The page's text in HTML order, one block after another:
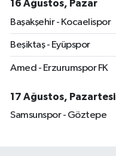
16 Ağustos, Pazar
Başakşehir - Kocaelispor
Beşiktaş - Eyüpspor
Amed - Erzurumspor FK
17 Ağustos, Pazartesi
Samsunspor - Göztepe